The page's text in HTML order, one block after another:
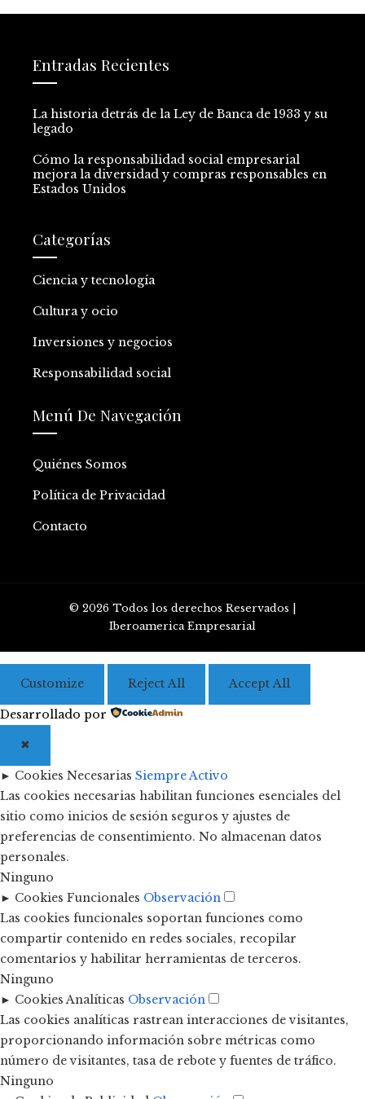
Entradas Recientes
La historia detrás de la Ley de Banca de 1933 y su
legado
Cómo la responsabilidad social empresarial
mejora la diversidad y compras responsables en
Estados Unidos
Categorías
Ciencia y tecnología
Cultura y ocio
Inversiones y negocios
Responsabilidad social
Menú De Navegación
Quiénes Somos
Política de Privacidad
Contacto
© 2026 Todos los derechos Reservados |
Iberoamerica Empresarial
Customize Reject All Accept All
Desarrollado por
✖
► Cookies Necesarias Siempre Activo
Las cookies necesarias habilitan funciones esenciales del
sitio como inicios de sesión seguros y ajustes de
preferencias de consentimiento. No almacenan datos
personales.
Ninguno
► Cookies Funcionales Observación
Las cookies funcionales soportan funciones como
compartir contenido en redes sociales, recopilar
comentarios y habilitar herramientas de terceros.
Ninguno
► Cookies Analíticas Observación
Las cookies analíticas rastrean interacciones de visitantes,
proporcionando información sobre métricas como
número de visitantes, tasa de rebote y fuentes de tráfico.
Ninguno